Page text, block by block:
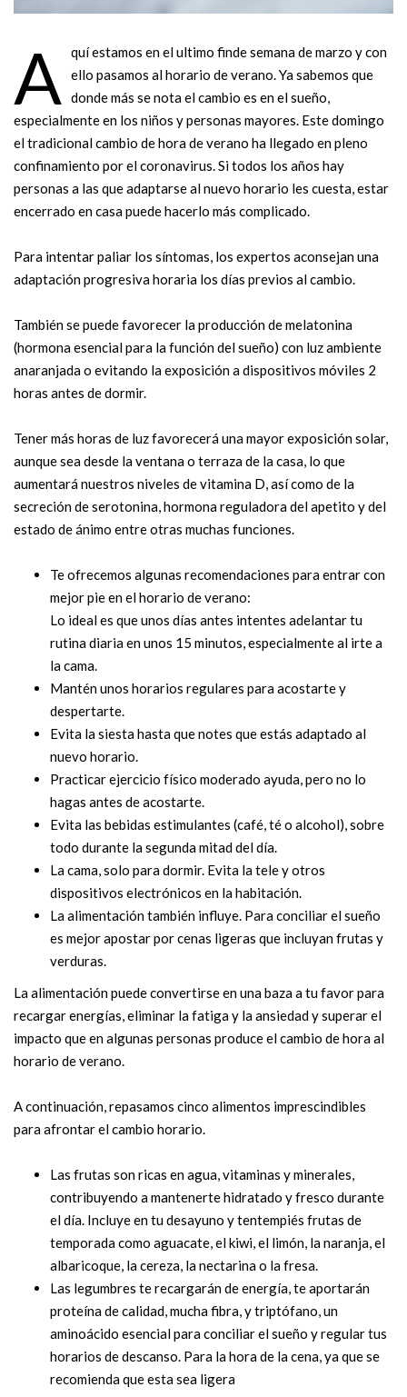
A
quí estamos en el ultimo finde semana de marzo y con
ello pasamos al horario de verano. Ya sabemos que
donde más se nota el cambio es en el sueño,
especialmente en los niños y personas mayores. Este domingo
el tradicional cambio de hora de verano ha llegado en pleno
confinamiento por el coronavirus. Si todos los años hay
personas a las que adaptarse al nuevo horario les cuesta, estar
encerrado en casa puede hacerlo más complicado.
Para intentar paliar los síntomas, los expertos aconsejan una
adaptación progresiva horaria los días previos al cambio.
También se puede favorecer la producción de melatonina
(hormona esencial para la función del sueño) con luz ambiente
anaranjada o evitando la exposición a dispositivos móviles 2
horas antes de dormir.
Tener más horas de luz favorecerá una mayor exposición solar,
aunque sea desde la ventana o terraza de la casa, lo que
aumentará nuestros niveles de vitamina D, así como de la
secreción de serotonina, hormona reguladora del apetito y del
estado de ánimo entre otras muchas funciones.
Te ofrecemos algunas recomendaciones para entrar con
mejor pie en el horario de verano:
Lo ideal es que unos días antes intentes adelantar tu
rutina diaria en unos 15 minutos, especialmente al irte a
la cama.
Mantén unos horarios regulares para acostarte y
despertarte.
Evita la siesta hasta que notes que estás adaptado al
nuevo horario.
Practicar ejercicio físico moderado ayuda, pero no lo
hagas antes de acostarte.
Evita las bebidas estimulantes (café, té o alcohol), sobre
todo durante la segunda mitad del día.
La cama, solo para dormir. Evita la tele y otros
dispositivos electrónicos en la habitación.
La alimentación también influye. Para conciliar el sueño
es mejor apostar por cenas ligeras que incluyan frutas y
verduras.
La alimentación puede convertirse en una baza a tu favor para
recargar energías, eliminar la fatiga y la ansiedad y superar el
impacto que en algunas personas produce el cambio de hora al
horario de verano.
A continuación, repasamos cinco alimentos imprescindibles
para afrontar el cambio horario.
Las frutas son ricas en agua, vitaminas y minerales,
contribuyendo a mantenerte hidratado y fresco durante
el día. Incluye en tu desayuno y tentempiés frutas de
temporada como aguacate, el kiwi, el limón, la naranja, el
albaricoque, la cereza, la nectarina o la fresa.
Las legumbres te recargarán de energía, te aportarán
proteína de calidad, mucha fibra, y triptófano, un
aminoácido esencial para conciliar el sueño y regular tus
horarios de descanso. Para la hora de la cena, ya que se
recomienda que esta sea ligera